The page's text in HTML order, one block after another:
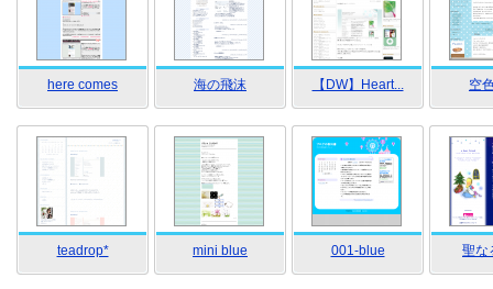
here comes 海の飛沫 【DW】Heart... 空
teadrop* mini blue 001-blue 聖な